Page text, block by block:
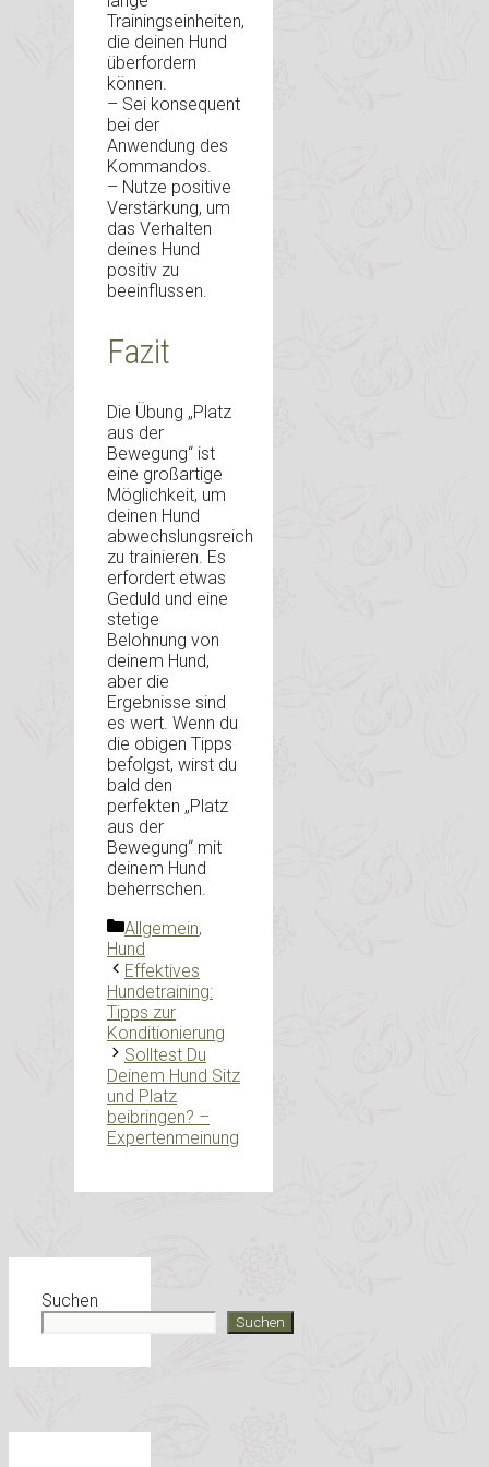
Trainingseinheiten,
die deinen Hund
überfordern
können.
– Sei konsequent
bei der
Anwendung des
Kommandos.
– Nutze positive
Verstärkung, um
das Verhalten
deines Hund
positiv zu
beeinflussen.
Fazit
Die Übung „Platz
aus der
Bewegung“ ist
eine großartige
Möglichkeit, um
deinen Hund
abwechslungsreich
zu trainieren. Es
erfordert etwas
Geduld und eine
stetige
Belohnung von
deinem Hund,
aber die
Ergebnisse sind
es wert. Wenn du
die obigen Tipps
befolgst, wirst du
bald den
perfekten „Platz
aus der
Bewegung“ mit
deinem Hund
beherrschen.
Kategorien
Allgemein,
Hund
Effektives
Hundetraining:
Tipps zur
Konditionierung
Solltest Du
Deinem Hund Sitz
und Platz
beibringen? –
Expertenmeinung
Suchen
Suchen